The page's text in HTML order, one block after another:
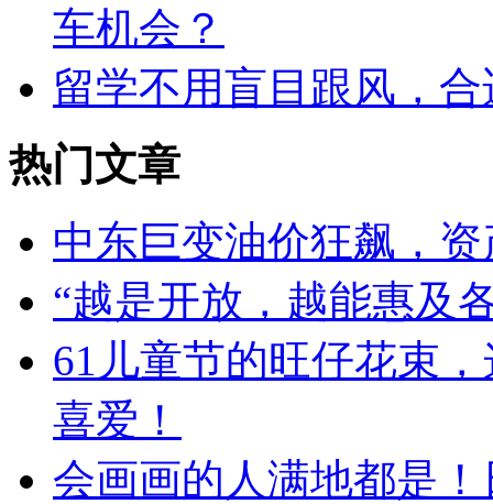
车机会？
留学不用盲目跟风，
热门文章
中东巨变油价狂飙，
“越是开放，越能惠及
61儿童节的旺仔花束
喜爱！
会画画的人满地都是